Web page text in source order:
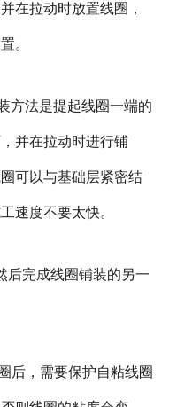
在拉动时放置线圈，
。
方法是提起线圈一端的
并在拉动时进行铺
可以与基础层紧密结
速度不要太快。
后完成线圈铺装的另一
后，需要保护自粘线圈